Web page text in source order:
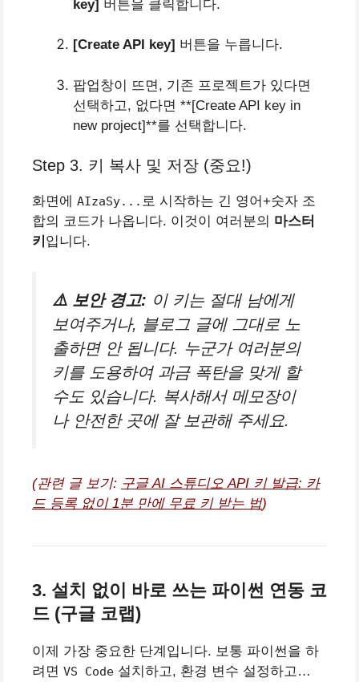
key] 버튼을 클릭합니다.
[Create API key] 버튼을 누릅니다.
팝업창이 뜨면, 기존 프로젝트가 있다면
선택하고, 없다면 **[Create API key in
new project]**를 선택합니다.
Step 3. 키 복사 및 저장 (중요!)
화면에 AIzaSy... 로 시작하는 긴 영어+숫자 조
합의 코드가 나옵니다. 이것이 여러분의 마스터
키 입니다.
⚠️ 보안 경고: 이 키는 절대 남에게
보여주거나, 블로그 글에 그대로 노
출하면 안 됩니다. 누군가 여러분의
키를 도용하여 과금 폭탄을 맞게 할
수도 있습니다. 복사해서 메모장이
나 안전한 곳에 잘 보관해 주세요.
(관련 글 보기: 구글 AI 스튜디오 API 키 발급: 카
드 등록 없이 1분 만에 무료 키 받는 법)
3. 설치 없이 바로 쓰는 파이썬 연동 코
드 (구글 코랩)
이제 가장 중요한 단계입니다. 보통 파이썬을 하
려면 VS Code 설치하고, 환경 변수 설정하고…